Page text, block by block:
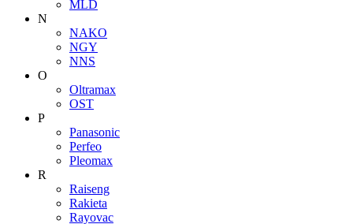
MLD
N
NAKO
NGY
NNS
O
Oltramax
OST
P
Panasonic
Perfeo
Pleomax
R
Raiseng
Rakieta
Rayovac